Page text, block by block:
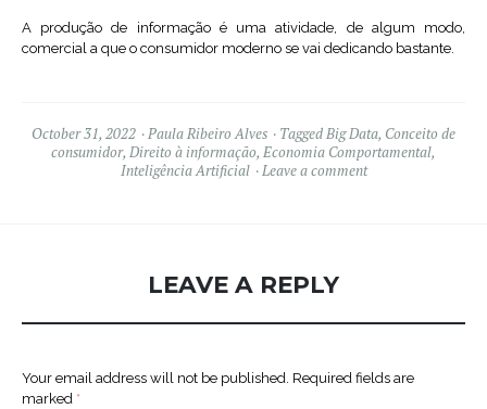
A produção de informação é uma atividade, de algum modo,
comercial a que o consumidor moderno se vai dedicando bastante.
October 31, 2022 Paula Ribeiro Alves TaggedBig Data, Conceito de
consumidor, Direito à informação, Economia Comportamental,
Inteligência Artificial
Leave a comment
LEAVE A REPLY
Your email address will not be published. Required fields are
marked *